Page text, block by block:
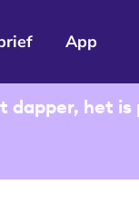
App
het is